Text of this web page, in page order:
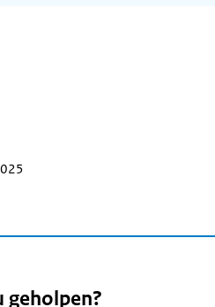
geholpen?